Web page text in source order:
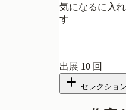
気になるに入
す
出展 10 回
セレクション